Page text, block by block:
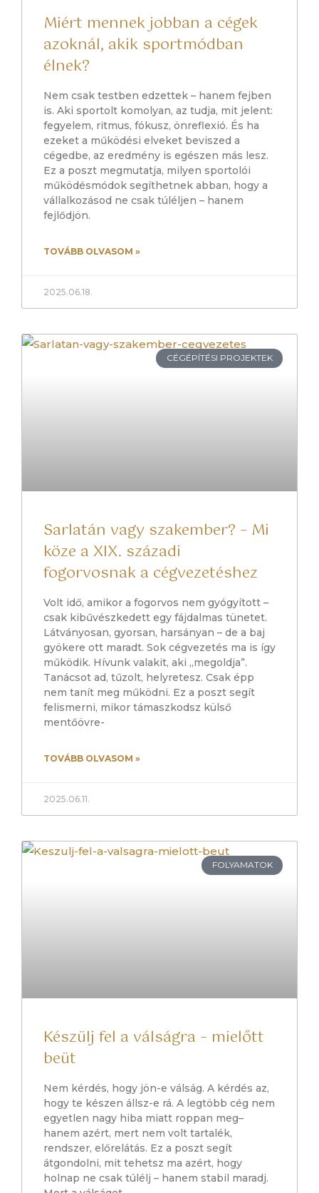
Miért mennek jobban a cégek
azoknál, akik sportmódban
élnek?
Nem csak testben edzettek – hanem fejben
is. Aki sportolt komolyan, az tudja, mit jelent:
fegyelem, ritmus, fókusz, önreflexió. És ha
ezeket a működési elveket beviszed a
cégedbe, az eredmény is egészen más lesz.
Ez a poszt megmutatja, milyen sportolói
működésmódok segíthetnek abban, hogy a
vállalkozásod ne csak túléljen – hanem
fejlődjön.
TOVÁBB OLVASOM »
2025.06.18.
CÉGÉPÍTÉSI PROJEKTEK
Sarlatán vagy szakember? – Mi
köze a XIX. századi
fogorvosnak a cégvezetéshez
Volt idő, amikor a fogorvos nem gyógyított –
csak kibűvészkedett egy fájdalmas tünetet.
Látványosan, gyorsan, harsányan – de a baj
gyökere ott maradt. Sok cégvezetés ma is így
működik. Hívunk valakit, aki „megoldja”.
Tanácsot ad, tűzolt, helyretesz. Csak épp
nem tanít meg működni. Ez a poszt segít
felismerni, mikor támaszkodsz külső
mentőövre-
TOVÁBB OLVASOM »
2025.06.11.
FOLYAMATOK
Készülj fel a válságra – mielőtt
beüt
Nem kérdés, hogy jön-e válság. A kérdés az,
hogy te készen állsz-e rá. A legtöbb cég nem
egyetlen nagy hiba miatt roppan meg–
hanem azért, mert nem volt tartalék,
rendszer, előrelátás. Ez a poszt segít
átgondolni, mit tehetsz ma azért, hogy
holnap ne csak túlélj – hanem stabil maradj.